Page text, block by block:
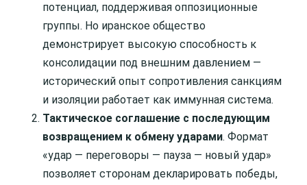
потенциал, поддерживая оппозиционные
группы. Но иранское общество
демонстрирует высокую способность к
консолидации под внешним давлением —
исторический опыт сопротивления санкциям
и изоляции работает как иммунная система.
Тактическое соглашение с последующим
возвращением к обмену ударами. Формат
«удар — переговоры — пауза — новый удар»
позволяет сторонам декларировать победы,